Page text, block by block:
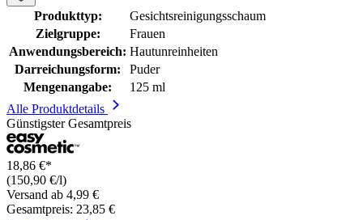
Produkttyp:
Gesichtsreinigungsschaum
Zielgruppe:
Frauen
Anwendungsbereich: Hautunreinheiten
Darreichungsform:
Puder
Mengenangabe:
125 ml
Alle Produktdetails
Günstigster Gesamtpreis
18,86 €*
(150,90 €/l)
Versand ab 4,99 €
Gesamtpreis: 23,85 €